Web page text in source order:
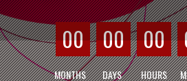
00 00 00
MONTHS DAYS HOURS